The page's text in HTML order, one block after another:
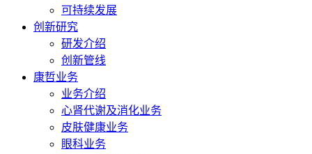
可持续发展
创新研究
研发介绍
创新管线
康哲业务
业务介绍
心肾代谢及消化业务
皮肤健康业务
眼科业务